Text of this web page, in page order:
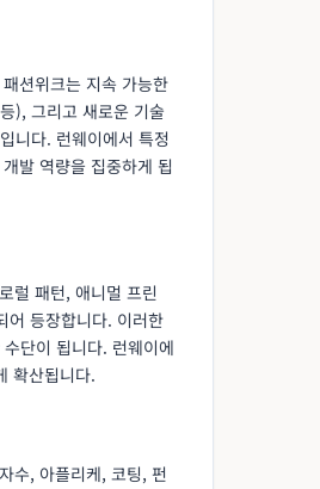
션위크는 지속 가능한
), 그리고 새로운 기술
니다. 런웨이에서 특정
발 역량을 집중하게 됩
럴 패턴, 애니멀 프린
어 등장합니다. 이러한
단이 됩니다. 런웨이에
확산됩니다.
수, 아플리케, 코팅, 펀